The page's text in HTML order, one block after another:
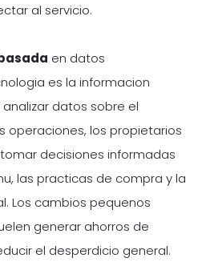
al servicio.
en datos
es la informacion
datos sobre el
operaciones, los propietarios
decisiones informadas
las practicas de compra y la
Los cambios pequenos
generar ahorros de
el desperdicio general.